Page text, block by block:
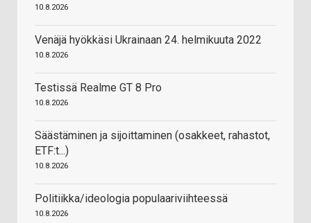
10.8.2026
Venäjä hyökkäsi Ukrainaan 24. helmikuuta 2022
10.8.2026
Testissä Realme GT 8 Pro
10.8.2026
Säästäminen ja sijoittaminen (osakkeet, rahastot,
ETF:t...)
10.8.2026
Politiikka/ideologia populaariviihteessä
10.8.2026